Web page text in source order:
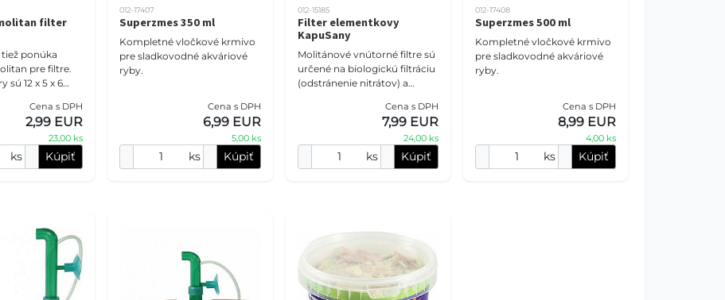
filter
ponúka
pre filtre.
sú 12 x 5 x 6
Cena s DPH
2,99 EUR
23,00 ks
ks Kúpiť
012-17407
Superzmes 350 ml
Kompletné vločkové krmivo
pre sladkovodné akváriové
ryby.
Cena s DPH
6,99 EUR
5,00 ks
ks Kúpiť
012-15185
Filter elementkovy
KapuSany
Molitánové vnútorné filtre sú
určené na biologickú filtráciu
(odstránenie nitrátov) a
(zachytenie častíc nečistôt).
Cena s DPH
7,99 EUR
24,00 ks
ks Kúpiť
012-17408
Superzmes 500 ml
Kompletné vločkové krmivo
pre sladkovodné akváriové
ryby.
Cena s DPH
8,99 EUR
4,00 ks
ks Kúpiť